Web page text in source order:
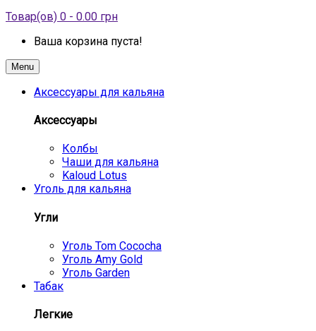
Товар(ов) 0 - 0.00 грн
Ваша корзина пуста!
Menu
Аксессуары для кальяна
Аксессуары
Колбы
Чаши для кальяна
Kaloud Lotus
Уголь для кальяна
Угли
Уголь Tom Cococha
Уголь Amy Gold
Уголь Garden
Табак
Легкие